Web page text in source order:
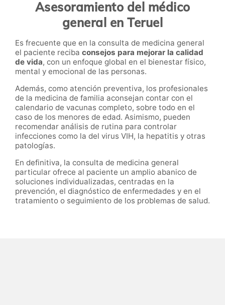
Asesoramiento del médico
general en Teruel
Es frecuente que en la consulta de medicina general
el paciente reciba consejos para mejorar la calidad
de vida, con un enfoque global en el bienestar físico,
mental y emocional de las personas.
Además, como atención preventiva, los profesionales
de la medicina de familia aconsejan contar con el
calendario de vacunas completo, sobre todo en el
caso de los menores de edad. Asimismo, pueden
recomendar análisis de rutina para controlar
infecciones como la del virus VIH, la hepatitis y otras
patologías.
En definitiva, la consulta de medicina general
particular ofrece al paciente un amplio abanico de
soluciones individualizadas, centradas en la
prevención, el diagnóstico de enfermedades y en el
tratamiento o seguimiento de los problemas de salud.